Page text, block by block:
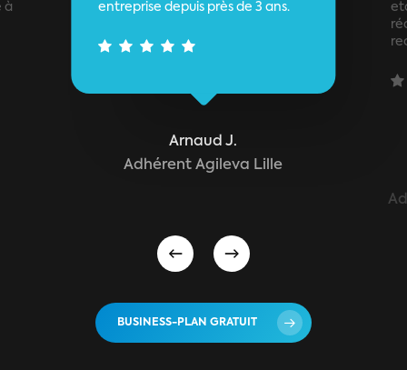
entreprise depuis près de 3 ans.
Arnaud J.
Adhérent Agileva Lille
à
BUSINESS-PLAN GRATUIT